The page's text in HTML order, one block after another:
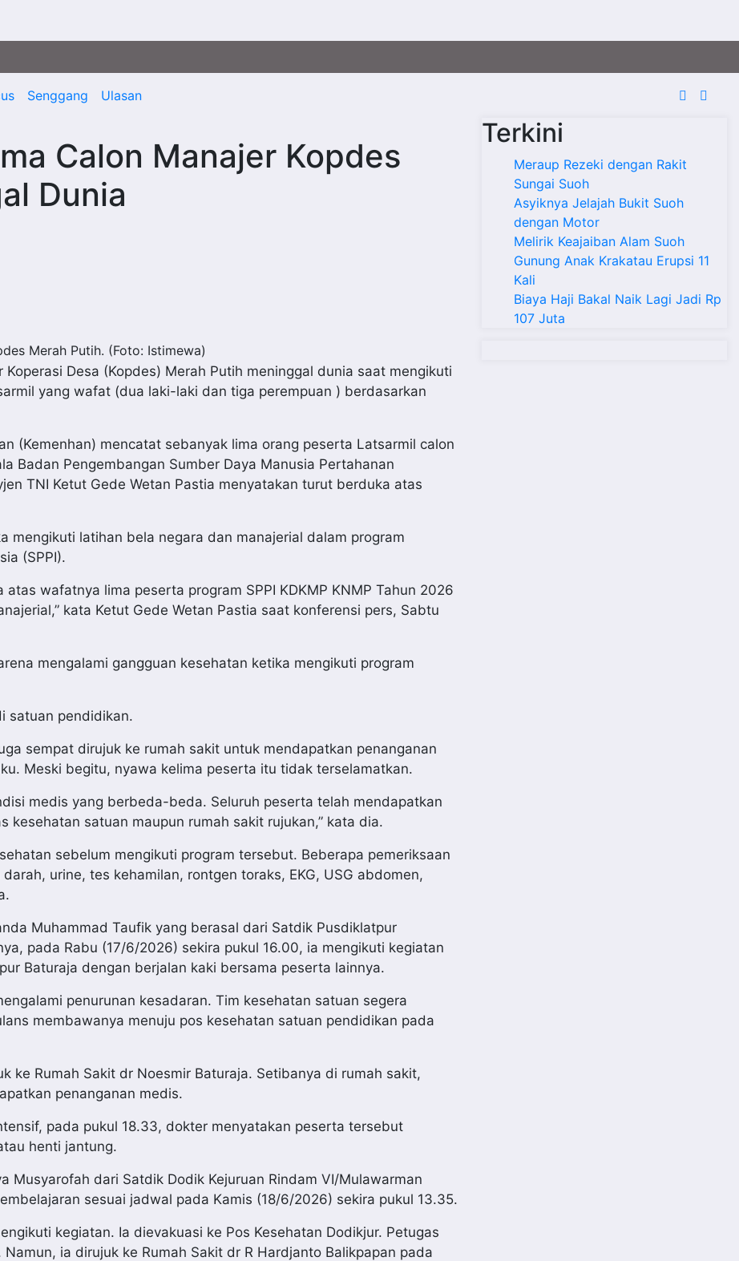
Senggang Ulasan
Calon Manajer Kopdes
Dunia
Merah Putih. (Foto: Istimewa)
Koperasi Desa (Kopdes) Merah Putih meninggal dunia saat mengikuti
yang wafat (dua laki-laki dan tiga perempuan ) berdasarkan
(Kemenhan) mencatat sebanyak lima orang peserta Latsarmil calon
Badan Pengembangan Sumber Daya Manusia Pertahanan
TNI Ketut Gede Wetan Pastia menyatakan turut berduka atas
mengikuti latihan bela negara dan manajerial dalam program
(SPPI).
wafatnya lima peserta program SPPI KDKMP KNMP Tahun 2026
kata Ketut Gede Wetan Pastia saat konferensi pers, Sabtu
mengalami gangguan kesehatan ketika mengikuti program
satuan pendidikan.
sempat dirujuk ke rumah sakit untuk mendapatkan penanganan
Meski begitu, nyawa kelima peserta itu tidak terselamatkan.
medis yang berbeda-beda. Seluruh peserta telah mendapatkan
satuan maupun rumah sakit rujukan,” kata dia.
sebelum mengikuti program tersebut. Beberapa pemeriksaan
urine, tes kehamilan, rontgen toraks, EKG, USG abdomen,
Muhammad Taufik yang berasal dari Satdik Pusdiklatpur
pada Rabu (17/6/2026) sekira pukul 16.00, ia mengikuti kegiatan
Baturaja dengan berjalan kaki bersama peserta lainnya.
penurunan kesadaran. Tim kesehatan satuan segera
membawanya menuju pos kesehatan satuan pendidikan pada
ke Rumah Sakit dr Noesmir Baturaja. Setibanya di rumah sakit,
penanganan medis.
pada pukul 18.33, dokter menyatakan peserta tersebut
henti jantung.
Musyarofah dari Satdik Dodik Kejuruan Rindam VI/Mulawarman
sesuai jadwal pada Kamis (18/6/2026) sekira pukul 13.35.
kegiatan. Ia dievakuasi ke Pos Kesehatan Dodikjur. Petugas
ia dirujuk ke Rumah Sakit dr R Hardjanto Balikpapan pada
Terkini
Meraup Rezeki dengan Rakit
Sungai Suoh
Asyiknya Jelajah Bukit Suoh
dengan Motor
Melirik Keajaiban Alam Suoh
Gunung Anak Krakatau Erupsi 11
Kali
Biaya Haji Bakal Naik Lagi Jadi Rp
107 Juta